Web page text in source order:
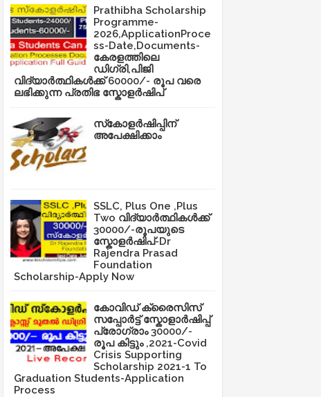
Prathibha Scholarship
Programme-
2026,ApplicationProce
ss-Date,Documents-
കേരളത്തിലെ
ഡിഗ്രി,പിജി
വിദ്യാർത്ഥികൾക്ക് 60000/- രൂപ വരെ
ലഭിക്കുന്ന പ്രതിഭ സ്കോളർഷിപ്
സ്‌കോളർഷിപ്പിന്
അപേക്ഷിക്കാം
SSLC, Plus One ,Plus
Two വിദ്യാർത്ഥികൾക്ക്
30000/-രൂപയുടെ
സ്കോളർഷിപ്-Dr
Rajendra Prasad
Foundation
Scholarship-Apply Now
കോവിഡ് ക്രൈസിസ്
സപ്പോർട്ട് സ്കോളാർഷിപ്പ്
പ്രോഗ്രാം 30000/-
രൂപ കിട്ടും ,2021-Covid
Crisis Supporting
Scholarship 2021-1 To
Graduation Students-Application
Process